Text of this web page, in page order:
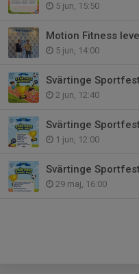
5 jun, 15:50
Motion Fitness
5 jun, 14:00
2 jun, 12:40
Svärtinge
1 jun, 12:00
Svärtinge
29 maj, 16:00